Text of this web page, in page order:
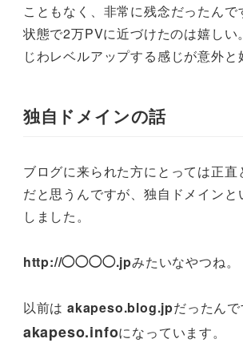
こともなく、非常に残念だったんで
状態で2万PVに近づけたのは嬉しい
じわレベルアップする感じが意外と
独自ドメインの話
ブログに来られた方にとっては正直
だと思うんですが、独自ドメインと
しました。
http://◯◯◯◯.jpみたいなやつね。
以前は akapeso.blog.jpだったん
akapeso.infoになっています。